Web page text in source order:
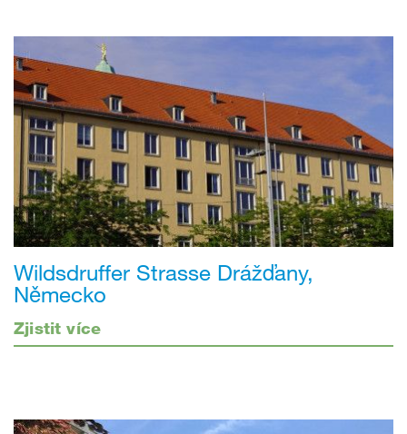
Wildsdruffer Strasse Drážďany,
Německo
Zjistit více